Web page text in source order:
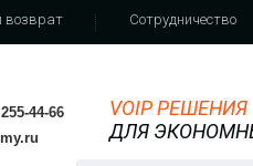
возврат Сотрудничество
44-66
VOIP РЕШЕНИЯ
ДЛЯ